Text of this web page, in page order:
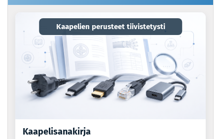
Kaapelien perusteet tiivistetysti
Kaapelisanakirja